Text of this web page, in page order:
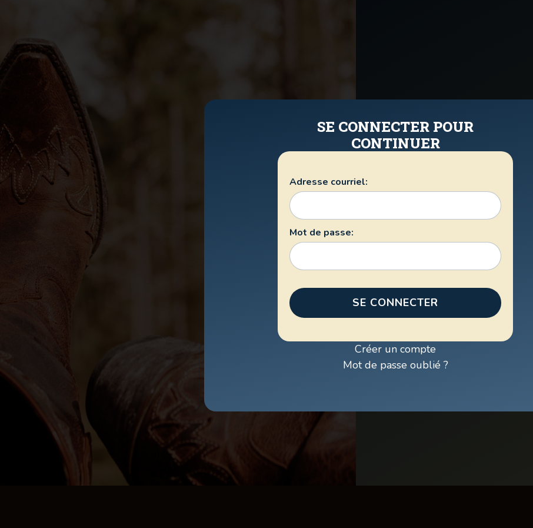
SE CONNECTER POUR
CONTINUER
Adresse courriel:
Mot de passe:
SE CONNECTER
Créer un compte
Mot de passe oublié ?